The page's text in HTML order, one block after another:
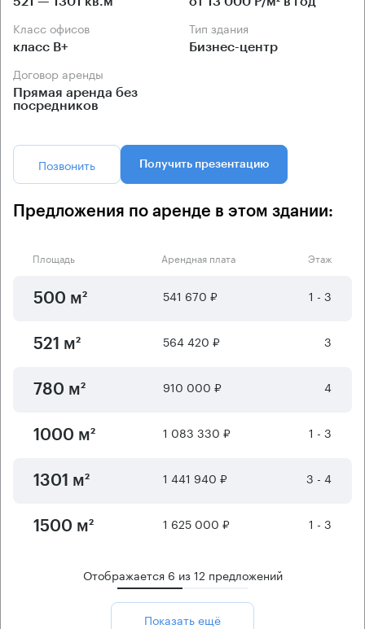
Класс офисов
класс B+
Тип здания
Бизнес-центр
Договор аренды
Прямая аренда без
посредников
Позвонить Получить презентацию
Предложения по аренде в этом здании:
Площадь Арендная плата Этаж
500 м² 541 670 ₽ 1 - 3
521 м² 564 420 ₽ 3
780 м² 910 000 ₽ 4
1000 м² 1 083 330 ₽ 1 - 3
1301 м² 1 441 940 ₽ 3 - 4
1500 м² 1 625 000 ₽ 1 - 3
Отображается 6 из12 предложений
Показать ещё